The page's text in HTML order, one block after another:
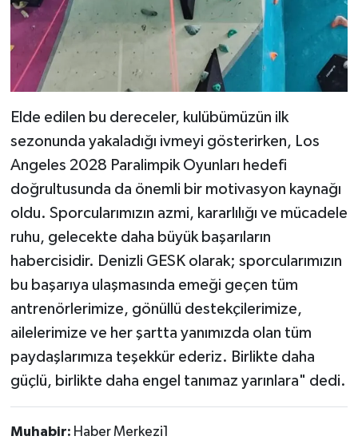
Elde edilen bu dereceler, kulübümüzün ilk
sezonunda yakaladığı ivmeyi gösterirken, Los
Angeles 2028 Paralimpik Oyunları hedefi
doğrultusunda da önemli bir motivasyon kaynağı
oldu. Sporcularımızın azmi, kararlılığı ve mücadele
ruhu, gelecekte daha büyük başarıların
habercisidir. Denizli GESK olarak; sporcularımızın
bu başarıya ulaşmasında emeği geçen tüm
antrenörlerimize, gönüllü destekçilerimize,
ailelerimize ve her şartta yanımızda olan tüm
paydaşlarımıza teşekkür ederiz. Birlikte daha
güçlü, birlikte daha engel tanımaz yarınlara" dedi.
Muhabir: Haber Merkezi1